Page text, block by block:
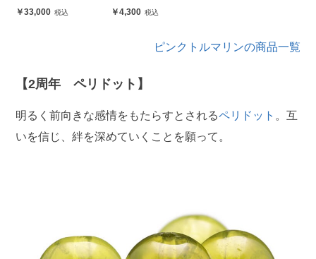
33,000 4,300
ピンクトルマリンの商品一覧
【2周年 ペリドット】
明るく前向きな感情をもたらすとされるペリドット 。互
いを信じ、絆を深めていくことを願って。